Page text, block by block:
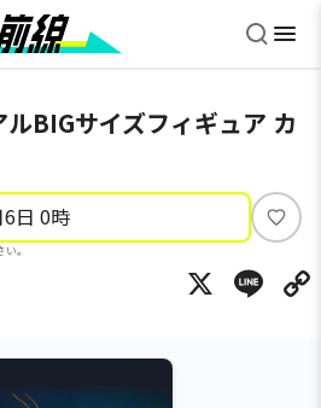
ルBIGサイズフィギュア カ
日 0時
。
い
ね
X